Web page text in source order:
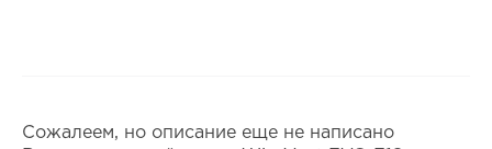
Сожалеем, но описание еще не написано